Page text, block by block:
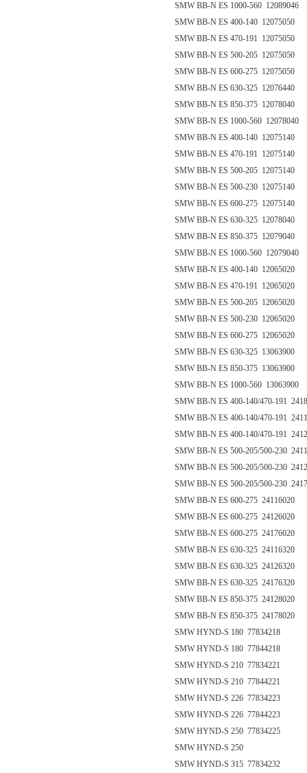
SMW BB-N ES 1000-560 12089046
SMW BB-N ES 400-140 12075050
SMW BB-N ES 470-191 12075050
SMW BB-N ES 500-205 12075050
SMW BB-N ES 600-275 12075050
SMW BB-N ES 630-325 12076440
SMW BB-N ES 850-375 12078040
SMW BB-N ES 1000-560 12078040
SMW BB-N ES 400-140 12075140
SMW BB-N ES 470-191 12075140
SMW BB-N ES 500-205 12075140
SMW BB-N ES 500-230 12075140
SMW BB-N ES 600-275 12075140
SMW BB-N ES 630-325 12078040
SMW BB-N ES 850-375 12079040
SMW BB-N ES 1000-560 12079040
SMW BB-N ES 400-140 12065020
SMW BB-N ES 470-191 12065020
SMW BB-N ES 500-205 12065020
SMW BB-N ES 500-230 12065020
SMW BB-N ES 600-275 12065020
SMW BB-N ES 630-325 13063900
SMW BB-N ES 850-375 13063900
SMW BB-N ES 1000-560 13063900
SMW BB-N ES 400-140/470-191
SMW BB-N ES 400-140/470-191
SMW BB-N ES 400-140/470-191
SMW BB-N ES 500-205/500-230
SMW BB-N ES 500-205/500-230
SMW BB-N ES 500-205/500-230
SMW BB-N ES 600-275 24116020
SMW BB-N ES 600-275 24126020
SMW BB-N ES 600-275 24176020
SMW BB-N ES 630-325 24116320
SMW BB-N ES 630-325 24126320
SMW BB-N ES 630-325 24176320
SMW BB-N ES 850-375 24128020
SMW BB-N ES 850-375 24178020
SMW HYND-S 180 77834218
SMW HYND-S 180 77844218
SMW HYND-S 210 77834221
SMW HYND-S 210 77844221
SMW HYND-S 226 77834223
SMW HYND-S 226 77844223
SMW HYND-S 250 77834225
SMW HYND-S 250
SMW HYND-S 315 77834232